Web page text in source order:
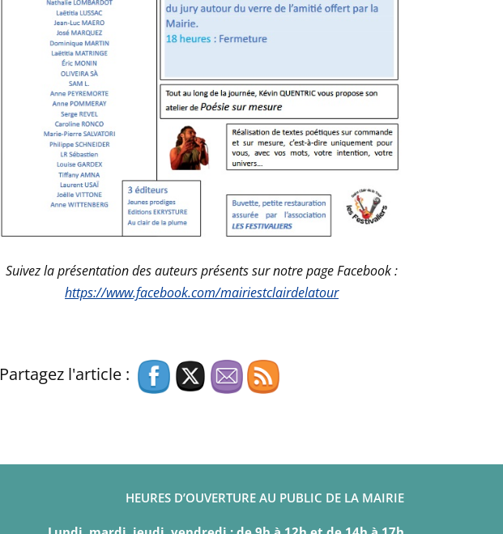
Suivez la présentation des auteurs présents sur notre page Facebook :
https://www.facebook.com/mairiestclairdelatour
Partagez l'article :
HEURES D’OUVERTURE AU PUBLIC DE LA MAIRIE